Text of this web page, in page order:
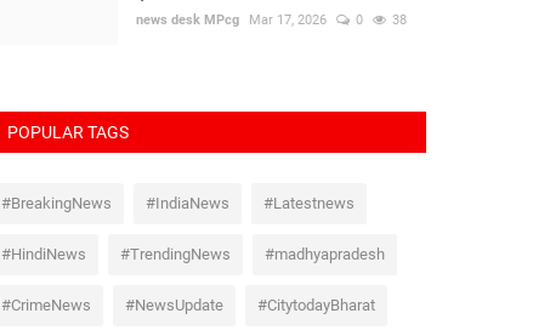
news desk MPcg Mar 17, 2026 0 38
POPULAR TAGS
#BreakingNews #IndiaNews #Latestnews
#HindiNews #TrendingNews #madhyapradesh
#CrimeNews #NewsUpdate #CitytodayBharat